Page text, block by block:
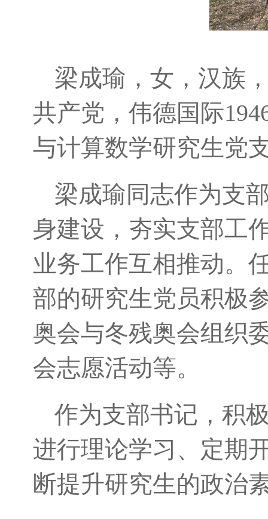
梁成瑜，女，汉族
共产党，伟德国际
与计算数学研究生党
梁成瑜同志作为支
身建设，夯实支部工
业务工作互相推动。
部的研究生党员积极
奥会与冬残奥会组织
会志愿活动等。
作为支部书记，积
进行理论学习、定期
断提升研究生的政治